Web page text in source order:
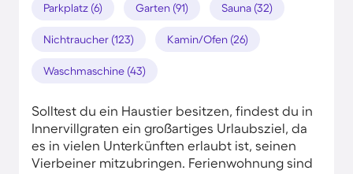
Parkplatz (6) Garten (91) Sauna (32)
Nichtraucher (123) Kamin/Ofen (26)
Waschmaschine (43)
Solltest du ein Haustier besitzen, findest du in
Innervillgraten ein großartiges Urlaubsziel, da
es in vielen Unterkünften erlaubt ist, seinen
Vierbeiner mitzubringen. Ferienwohnung sind